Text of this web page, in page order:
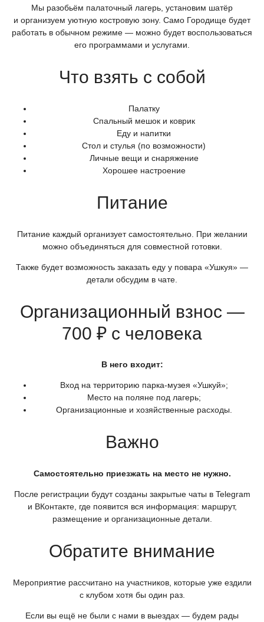
Мы разобьём палаточный лагерь, установим шатёр
и организуем уютную костровую зону. Само Городище будет
работать в обычном режиме — можно будет воспользоваться
его программами и услугами.
Что взять с собой
Палатку
Спальный мешок и коврик
Еду и напитки
Стол и стулья (по возможности)
Личные вещи и снаряжение
Хорошее настроение
Питание
Питание каждый организует самостоятельно. При желании
можно объединяться для совместной готовки.
Также будет возможность заказать еду у повара «Ушкуя» —
детали обсудим в чате.
Организационный взнос —
700 ₽ с человека
В него входит:
Вход на территорию парка-музея «Ушкуй»;
Место на поляне под лагерь;
Организационные и хозяйственные расходы.
Важно
Самостоятельно приезжать на место не нужно.
После регистрации будут созданы закрытые чаты в Telegram
и ВКонтакте, где появится вся информация: маршрут,
размещение и организационные детали.
Обратите внимание
Мероприятие рассчитано на участников, которые уже ездили
с клубом хотя бы один раз.
Если вы ещё не были с нами в выездах — будем рады